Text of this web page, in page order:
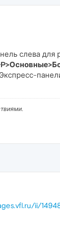
слева
ii/